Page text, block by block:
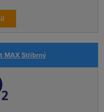
MAX Stříbrný